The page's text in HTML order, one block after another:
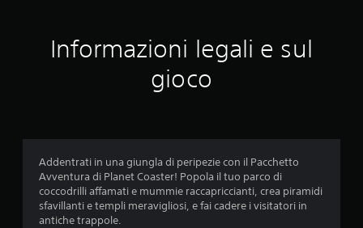
e
i
a
Informazioni legali e sul
gioco
Addentrati in una giungla di peripezie con il Pacchetto
Avventura di Planet Coaster! Popola il tuo parco di
coccodrilli affamati e mummie raccapriccianti, crea piramidi
sfavillanti e templi meravigliosi, e fai cadere i visitatori in
antiche trappole.